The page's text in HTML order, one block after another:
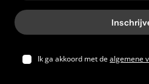
Ik ga akkoord met dealgemene